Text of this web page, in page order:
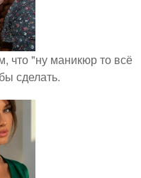
что "ну маникюр то всё
сделать.